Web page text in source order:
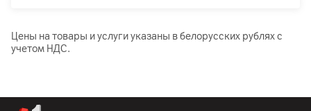
Цены на товары и услуги указаны в белорусских рублях с
учетом НДС.